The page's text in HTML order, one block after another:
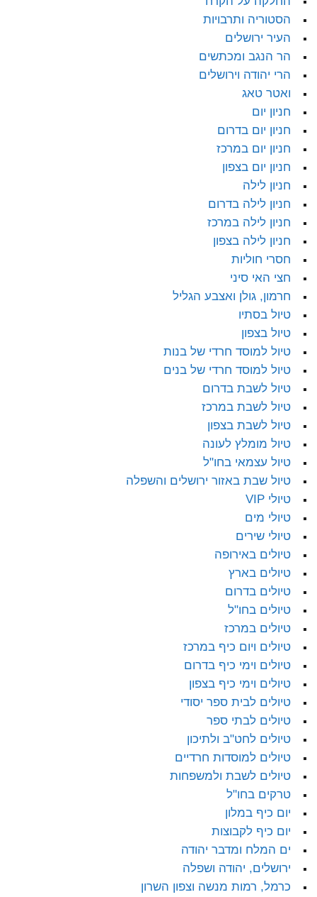
הסטוריה ותרבויות
העיר ירושלים
הר הנגב ומכתשים
הרי יהודה וירושלים
ואטר טאג
חניון יום
חניון יום בדרום
חניון יום במרכז
חניון יום בצפון
חניון לילה
חניון לילה בדרום
חניון לילה במרכז
חניון לילה בצפון
חסרי חוליות
חצי האי סיני
חרמון, גולן ואצבע הגליל
טיול בסתיו
טיול בצפון
טיול למוסד חרדי של בנות
טיול למוסד חרדי של בנים
טיול לשבת בדרום
טיול לשבת במרכז
טיול לשבת בצפון
טיול מומלץ לעונה
טיול עצמאי בחו"ל
טיול שבת באזור ירושלים והשפלה
טיולי VIP
טיולי מים
טיולי שירים
טיולים באירופה
טיולים בארץ
טיולים בדרום
טיולים בחו"ל
טיולים במרכז
טיולים ויום כיף במרכז
טיולים וימי כיף בדרום
טיולים וימי כיף בצפון
טיולים לבית ספר יסודי
טיולים לבתי ספר
טיולים לחט"ב ולתיכון
טיולים למוסדות חרדיים
טיולים לשבת ולמשפחות
טרקים בחו"ל
יום כיף במלון
יום כיף לקבוצות
ים המלח ומדבר יהודה
ירושלים, יהודה ושפלה
כרמל, רמות מנשה וצפון השרון